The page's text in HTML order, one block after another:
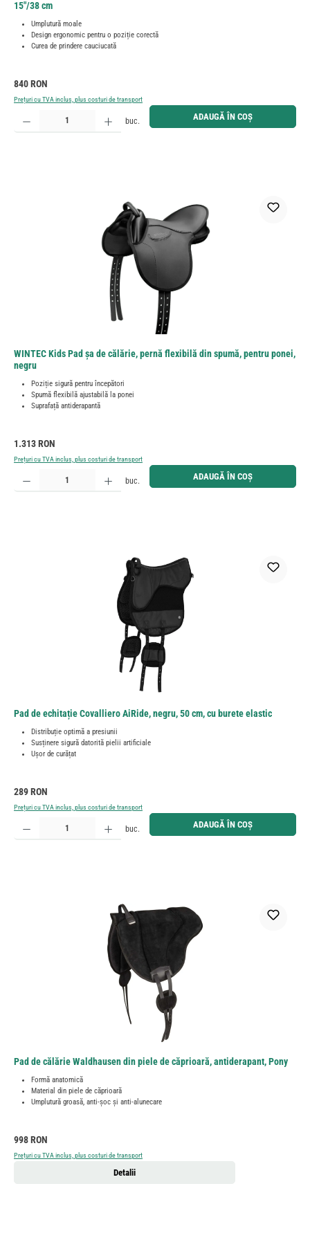
15"/38 cm
Umplutură moale
Design ergonomic pentru o poziție corectă
Curea de prindere cauciucată
Preț obișnuit:
840 RON
Prețuri cu TVA inclus, plus costuri de transport
Cantitate produs: Introduceți cantitatea dorită sau utilizați butoanele pentru a mări sau micșora
buc. ADAUGĂ ÎN COȘ
WINTEC Kids Pad șa de călărie, pernă flexibilă din spumă, pentru ponei,
negru
Poziție sigură pentru începători
Spumă flexibilă ajustabilă la ponei
Suprafață antiderapantă
Preț obișnuit:
1.313 RON
Prețuri cu TVA inclus, plus costuri de transport
Cantitate produs: Introduceți cantitatea dorită sau utilizați butoanele pentru a mări sau micșora
buc. ADAUGĂ ÎN COȘ
Pad de echitație Covalliero AiRide, negru, 50 cm, cu burete elastic
Distribuție optimă a presiunii
Susținere sigură datorită pielii artificiale
Ușor de curățat
Preț obișnuit:
289 RON
Prețuri cu TVA inclus, plus costuri de transport
Cantitate produs: Introduceți cantitatea dorită sau utilizați butoanele pentru a mări sau micșora
buc. ADAUGĂ ÎN COȘ
Pad de călărie Waldhausen din piele de căprioară, antiderapant, Pony
Formă anatomică
Material din piele de căprioară
Umplutură groasă, anti-șoc și anti-alunecare
Preț obișnuit:
998 RON
Prețuri cu TVA inclus, plus costuri de transport
Detalii